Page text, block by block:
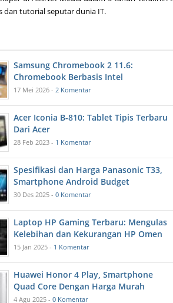
dan tutorial seputar dunia IT.
Samsung Chromebook 2 11.6:
Chromebook Berbasis Intel
17 Mei 2026 -2 Komentar
Acer Iconia B-810: Tablet Tipis Terbaru
Dari Acer
28 Feb 2023 - 1 Komentar
Spesifikasi dan Harga Panasonic T33,
Smartphone Android Budget
30 Des 2025 -0 Komentar
Laptop HP Gaming Terbaru: Mengulas
Kelebihan dan Kekurangan HP Omen
15 Jan 2025 - 1 Komentar
Huawei Honor 4 Play, Smartphone
Quad Core Dengan Harga Murah
4 Agu 2025 -0 Komentar